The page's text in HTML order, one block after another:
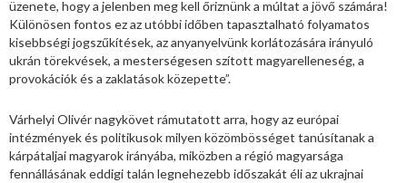
üzenete, hogy a jelenben meg kell őriznünk a múltat a jövő számára!
Különösen fontos ez az utóbbi időben tapasztalható folyamatos
kisebbségi jogszűkítések, az anyanyelvünk korlátozására irányuló
ukrán törekvések, a mesterségesen szított magyarelleneség, a
provokációk és a zaklatások közepette”.
Várhelyi Olivér nagykövet rámutatott arra, hogy az európai
intézmények és politikusok milyen közömbösséget tanúsítanak a
kárpátaljai magyarok irányába, miközben a régió magyarsága
fennállásának eddigi talán legnehezebb időszakát éli az ukrajnai